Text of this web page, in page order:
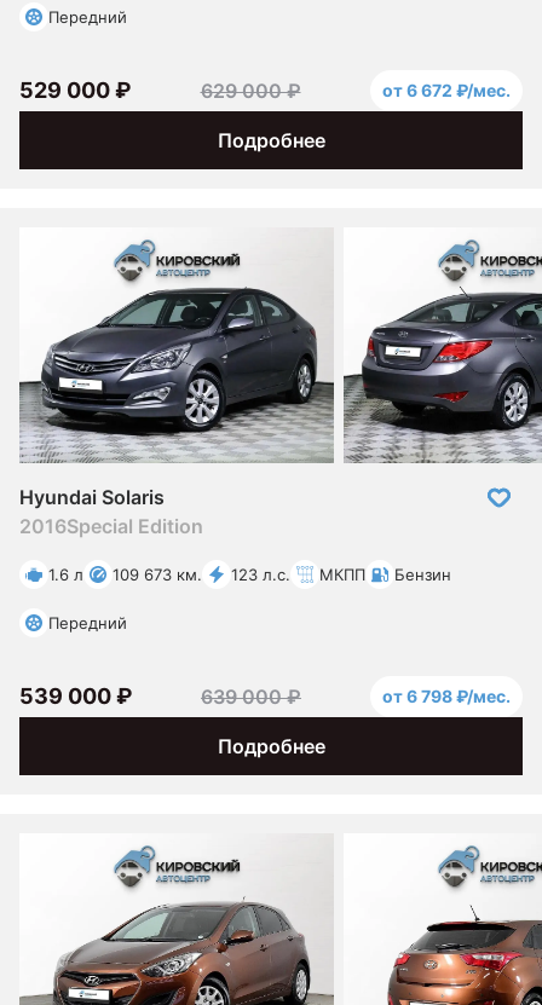
Передний
Подробнее
529 000 ₽ 629 000 ₽ от 6 672 ₽/мес.
Hyundai Solaris
2016Special Edition
1.6 л 109 673 км. 123 л.с. МКПП Бензин
Передний
Подробнее
539 000 ₽ 639 000 ₽ от 6 798 ₽/мес.